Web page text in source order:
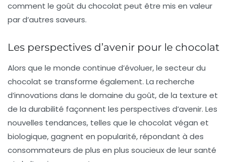
comment le goût du chocolat peut être mis en valeur
par d’autres saveurs.
Les perspectives d’avenir pour le chocolat
Alors que le monde continue d’évoluer, le secteur du
chocolat se transforme également. La recherche
d’innovations dans le domaine du goût, de la texture et
de la durabilité façonnent les perspectives d’avenir. Les
nouvelles tendances, telles que le chocolat végan et
biologique, gagnent en popularité, répondant à des
consommateurs de plus en plus soucieux de leur santé